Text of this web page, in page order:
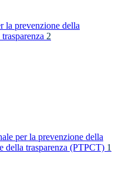
la prevenzione della
2
per la prevenzione della
della trasparenza (PTPCT) 1